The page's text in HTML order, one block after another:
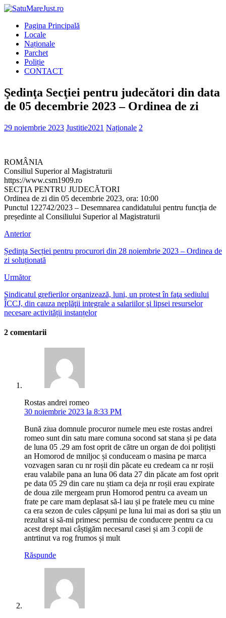
Pagina Principală
Locale
Naționale
Parchet
Poliție
CONTACT
Şedinţa Secţiei pentru judecători din data
de 05 decembrie 2023 – Ordinea de zi
29 noiembrie 2023 Justitie2021 Naționale 2
ROMÂNIA
Consiliul Superior al Magistraturii
https://www.csm1909.ro
SECŢIA PENTRU JUDECĂTORI
Ordinea de zi din 05 decembrie 2023, ora: 10:00
Punctul 122742/2023 – Desemnarea candidatului pentru funcția de
președinte al Consiliului Superior al Magistraturii
Anterior
Ședința Secției pentru procurori din 28 noiembrie 2023 – Ordinea de
zi soluționată
Următor
Sindicatul grefierilor organizează, luni, un protest în faţa sediului
ÎCCJ, din cauza neplăţii integrale a salariilor şi lipsei resurselor
necesare activității instanțelor
2 comentarii
Rostas andrei romeo
30 noiembrie 2023 la 8:33 PM
Bună ziua domnule procuror numele meu este rostas andrei
romeo sunt din satu mare comuna socond sat stana și pe data
de luna 05 .29 am fost oprit de către un organ de doi polițiști
an Homorod de mniljoc și conduceam o masina pe marca
vozvagen saran cu nr roșii din păcate eu credeam ca nr roșii
erau valabile pana an luna 06 data 27 din păcate am fost oprit
pe data 05 29 din care nu știam ca deja nr roșii erau expirate
de doua zile mergeam prun Homorod pentru ca aveam un
frate pe care mam deplasat să-l iau și pe fratele meu cu mine
ca era sezon de cules căpșuni pe luna lui mai as dori sa știu un
rezultat si să-mi primesc permisu de conducere pentru ca cu
acest drept mai câștigăm necesarul casei și am 3 copii de
antrtinut va rog frumos și mult
Răspunde